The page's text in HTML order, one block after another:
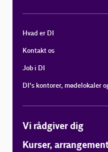
Hvad er DI
Kontakt os
Job i DI
DI's kontorer, mødelokaler
Vi rådgiver dig
Kurser,